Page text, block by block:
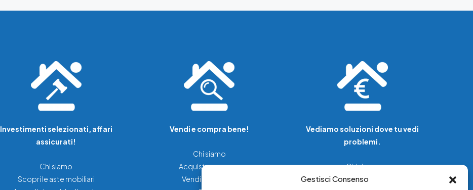
Gestisci Consenso
Investimenti selezionati, affari
assicurati!
Chi siamo
Scopri le aste mobiliari
Vendi e compra bene!
Chi siamo
Acquista una casa
Vendi la tua casa
Vediamo soluzioni dove tu vedi
problemi.
Chi siamo
Servizi di tutela legale